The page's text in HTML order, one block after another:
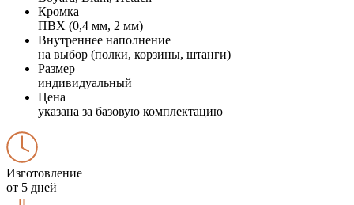
Кромка
ПВХ (0,4 мм, 2 мм)
Внутреннее наполнение
на выбор (полки, корзины, штанги)
Размер
индивидуальный
Цена
указана за базовую комплектацию
Изготовление
от 5 дней